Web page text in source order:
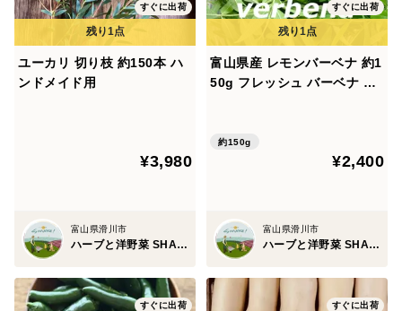
すぐに出荷
ユーカリ 切り枝 約150本 ハ
ンドメイド用
¥3,980
富山県滑川市
ハーブと洋野菜 SHANKE!
すぐに出荷
富山県産 レモンバーベナ 約1
50g フレッシュ バーベナ ベ
約150g
¥2,400
富山県滑川市
ハーブと洋野菜 SHANKE!
すぐに出荷 すぐに出荷